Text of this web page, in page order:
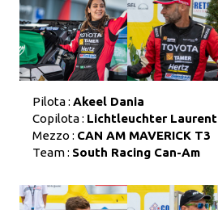
Pilota : Akeel Dania
Copilota : Lichtleuchter Laurent
Mezzo : CAN AM MAVERICK T3
Team : South Racing Can-Am